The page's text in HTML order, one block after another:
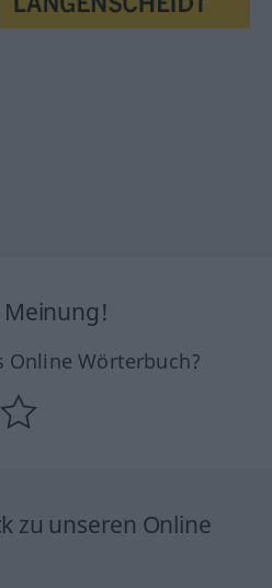
Meinung!
Wörterbuch?
zu unseren Online